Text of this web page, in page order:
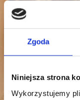
Zgoda
Niniejsza strona
Wykorzystujemy